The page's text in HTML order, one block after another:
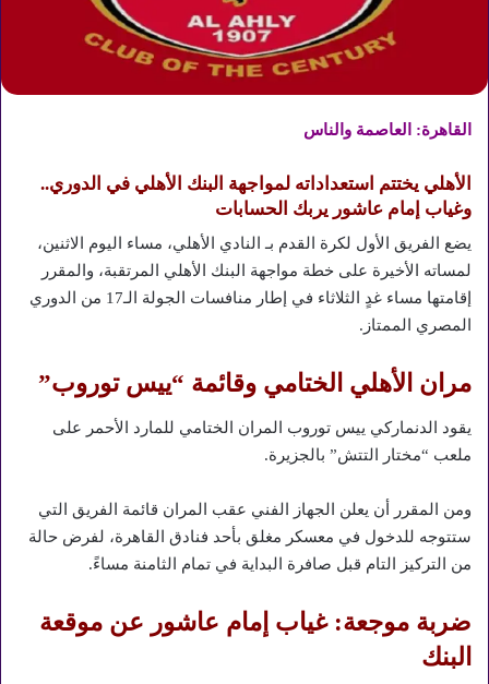
القاهرة: العاصمة والناس
الأهلي يختتم استعداداته لمواجهة البنك الأهلي في الدوري..
وغياب إمام عاشور يربك الحسابات
يضع الفريق الأول لكرة القدم بـ النادي الأهلي، مساء اليوم الاثنين،
لمساته الأخيرة على خطة مواجهة البنك الأهلي المرتقبة، والمقرر
إقامتها مساء غدٍ الثلاثاء في إطار منافسات الجولة الـ17 من الدوري
المصري الممتاز.
مران الأهلي الختامي وقائمة “ييس توروب”
يقود الدنماركي ييس توروب المران الختامي للمارد الأحمر على
ملعب “مختار التتش” بالجزيرة.
ومن المقرر أن يعلن الجهاز الفني عقب المران قائمة الفريق التي
ستتوجه للدخول في معسكر مغلق بأحد فنادق القاهرة، لفرض حالة
من التركيز التام قبل صافرة البداية في تمام الثامنة مساءً.
ضربة موجعة: غياب إمام عاشور عن موقعة
البنك